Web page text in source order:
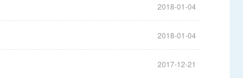
2018-01-04
2018-01-04
2017-12-21